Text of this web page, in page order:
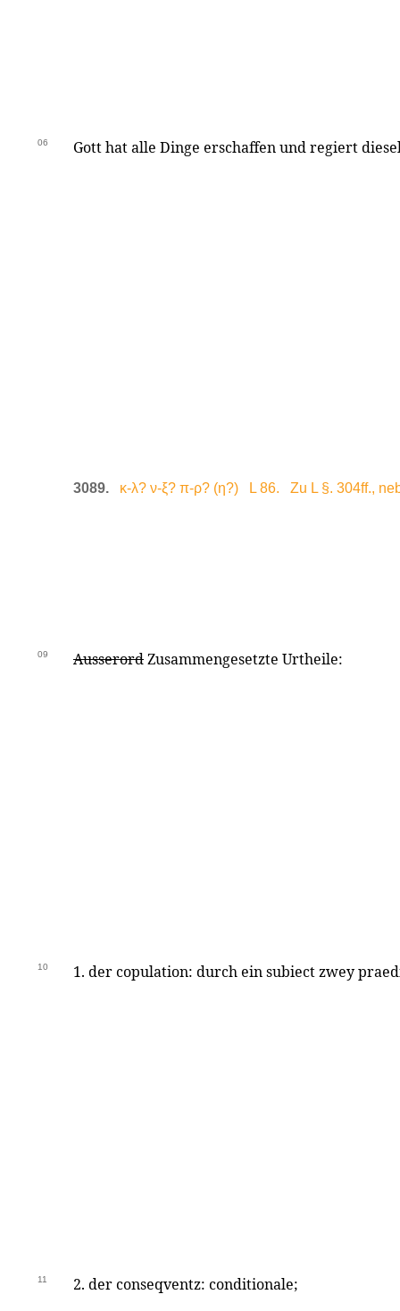
06 Gott hat alle Dinge erschaffen und regiert
3089. κ-λ? ν-ξ? π-ρ? (η?) L 86. Zu L §. 304ff.,
09 AusserordZusammengesetzte Urtheile:
10 1. der copulation: durch ein subiect zwey
11 2. der conseqventz: conditionale;